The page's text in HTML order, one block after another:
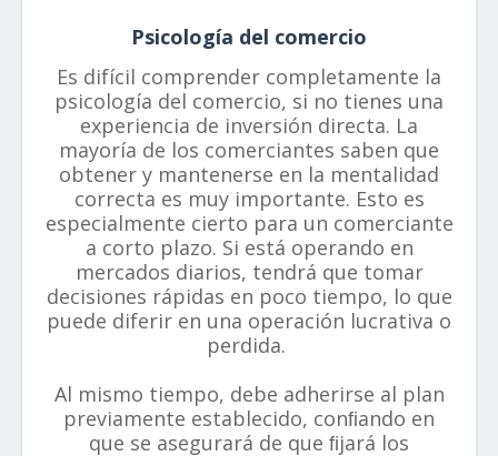
Psicología del comercio
Es difícil comprender completamente la
psicología del comercio, si no tienes una
experiencia de inversión directa. La
mayoría de los comerciantes saben que
obtener y mantenerse en la mentalidad
correcta es muy importante. Esto es
especialmente cierto para un comerciante
a corto plazo. Si está operando en
mercados diarios, tendrá que tomar
decisiones rápidas en poco tiempo, lo que
puede diferir en una operación lucrativa o
perdida.
Al mismo tiempo, debe adherirse al plan
previamente establecido, conﬁando en
que se asegurará de que ﬁjará los